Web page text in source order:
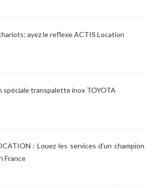
ayez le reflexe ACTIS Location
spéciale transpalette inox TOYOTA
: Louez les services d’un champion
France